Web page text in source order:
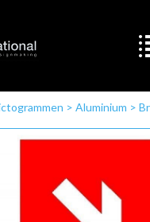
> Aluminium >
pijl diagonaal